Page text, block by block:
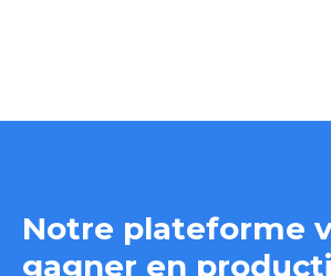
Notre plateforme
gagner en